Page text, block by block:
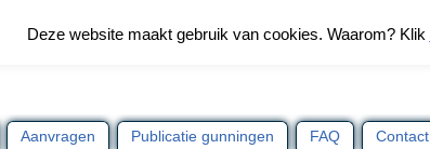
Aanvragen Publicatie gunningen FAQ Contact
Deze website maakt gebruik van cookies. Waarom? Klik